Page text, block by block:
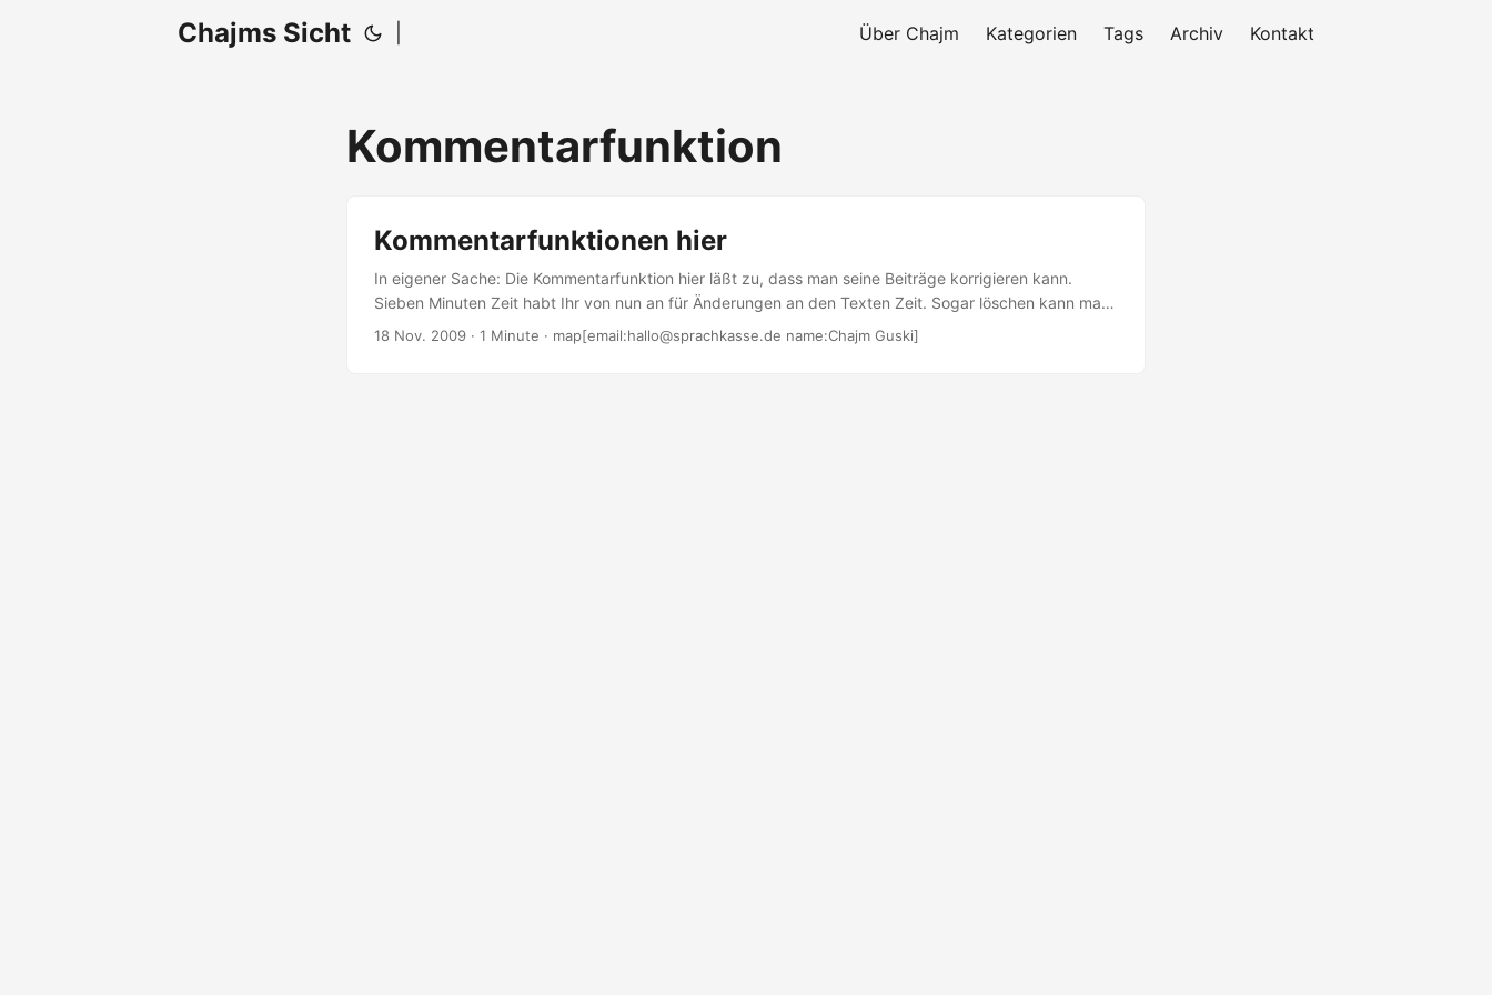
Chajms Sicht Über Chajm Kategorien Tags Archiv Kontakt
Kommentarfunktion
Kommentarfunktionen hier
In eigener Sache: Die Kommentarfunktion hier läßt zu, dass man seine Beiträge korrigieren kann.
Sieben Minuten Zeit habt Ihr von nun an für Änderungen an den Texten Zeit. Sogar löschen kann man
seine eigenen Kommentare, wenn man unzufrieden damit ist. Auf der rechten Seite des Blogs sieht
18 Nov. 2009 · 1 Minute · map[email:hallo@sprachkasse.de name:Chajm Guski]